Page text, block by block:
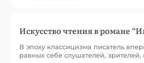
Искусство чтения в романе
В эпоху классицизма писатель
равных себе слушателей, зрителей,